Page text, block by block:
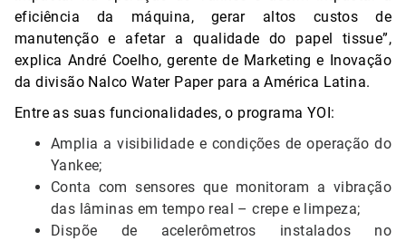
eficiência da máquina, gerar altos custos de
manutenção e afetar a qualidade do papel tissue”,
explica André Coelho, gerente de Marketing e Inovação
da divisão Nalco Water Paper para a América Latina.
Entre as suas funcionalidades, o programa YOI:
Amplia a visibilidade e condições de operação do
Yankee;
Conta com sensores que monitoram a vibração
das lâminas em tempo real – crepe e limpeza;
Dispõe de acelerômetros instalados no